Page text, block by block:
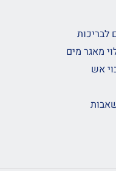
לבריכות
מאגר מים
אש